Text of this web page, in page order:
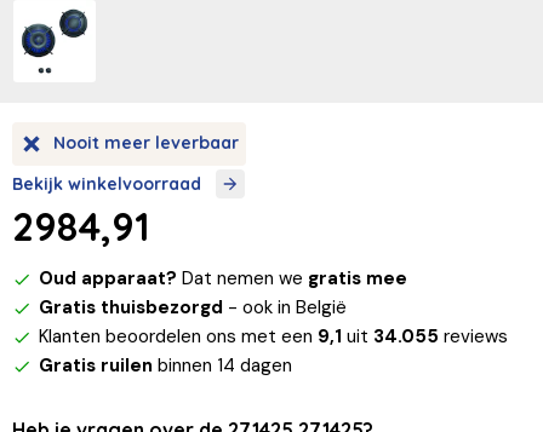
Nooit meer leverbaar
Bekijk winkelvoorraad
2984,91
Oud apparaat? Dat nemen we gratis mee
Gratis thuisbezorgd - ook in België
Klanten beoordelen ons met een 9,1 uit 34.055 reviews
Gratis ruilen binnen 14 dagen